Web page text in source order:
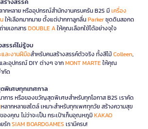
กหลาย หรืออุปกรณ์สำนักงานครบครัน B2S มีเครื่อง
ให้เลือกมากมาย ตั้งแต่ปากกาลูกลื่นParkerชุดดินสอกด
ยเอกสารDOUBLE Aให้คุณเลือกใช้ได้อย่างจุใจ
รรค์ไม่รู้จบ
ละงานฝีมือสำหรับคนสร้างสรรค์ตัวจริง ทั้งสีไม้Colleen,
และอุปกรณ์ DIY ต่างๆ จากMONT MARTEให้คุณ
กัด
พิเศษทุกเทศกาล
การ หรือของขวัญสุดพิเศษสำหรับทุกโอกาส B2S เราคัด
หลากหลายสไตล์ เหมาะสำหรับทุกเพศทุกวัย สร้างความสุข
งคุณ ไม่ว่าจะเป็น กระเป๋าเก็บอุณหภูมิKAKAO
รักSIAM BOARDGAMES เรามีครบ!